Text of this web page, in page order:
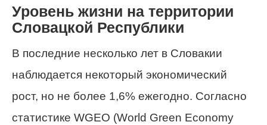
Уровень жизни на территории
Словацкой Республики
В последние несколько лет в Словакии
наблюдается некоторый экономический
рост, но не более 1,6% ежегодно. Согласно
статистике WGEO (World Green Economy